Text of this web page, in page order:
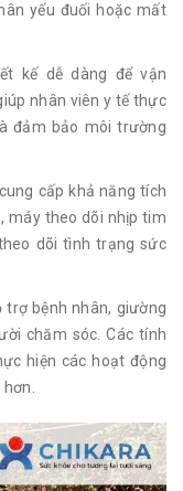
yếu đuối hoặc mất
kế dễ dàng để vận
nhân viên y tế thực
đảm bảo môi trường
cấp khả năng tích
máy theo dõi nhịp tim
dõi tình trạng sức
trợ bệnh nhân, giường
chăm sóc. Các tính
hiện các hoạt động